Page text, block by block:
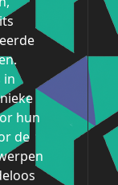
in
hun
de